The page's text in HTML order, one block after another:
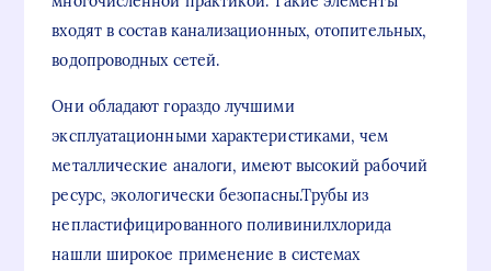
входят в состав канализационных, отопительных,
водопроводных сетей.
Они обладают гораздо лучшими
эксплуатационными характеристиками, чем
металлические аналоги, имеют высокий рабочий
ресурс, экологически безопасны.Трубы из
непластифицированного поливинилхлорида
нашли широкое применение в системах